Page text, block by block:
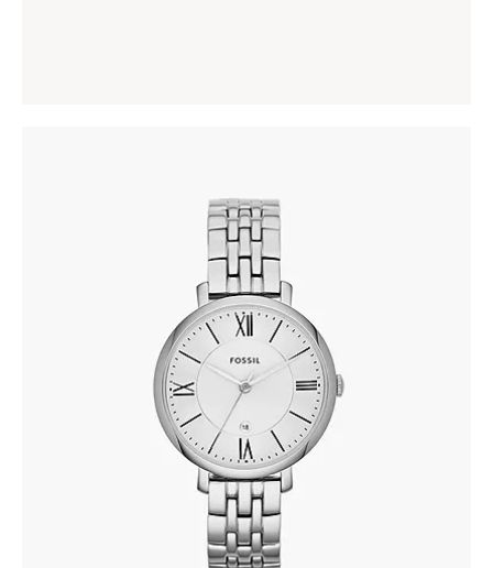
FOSSIL ES3433
.00